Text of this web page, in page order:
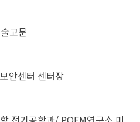
고문
안센터 센터장